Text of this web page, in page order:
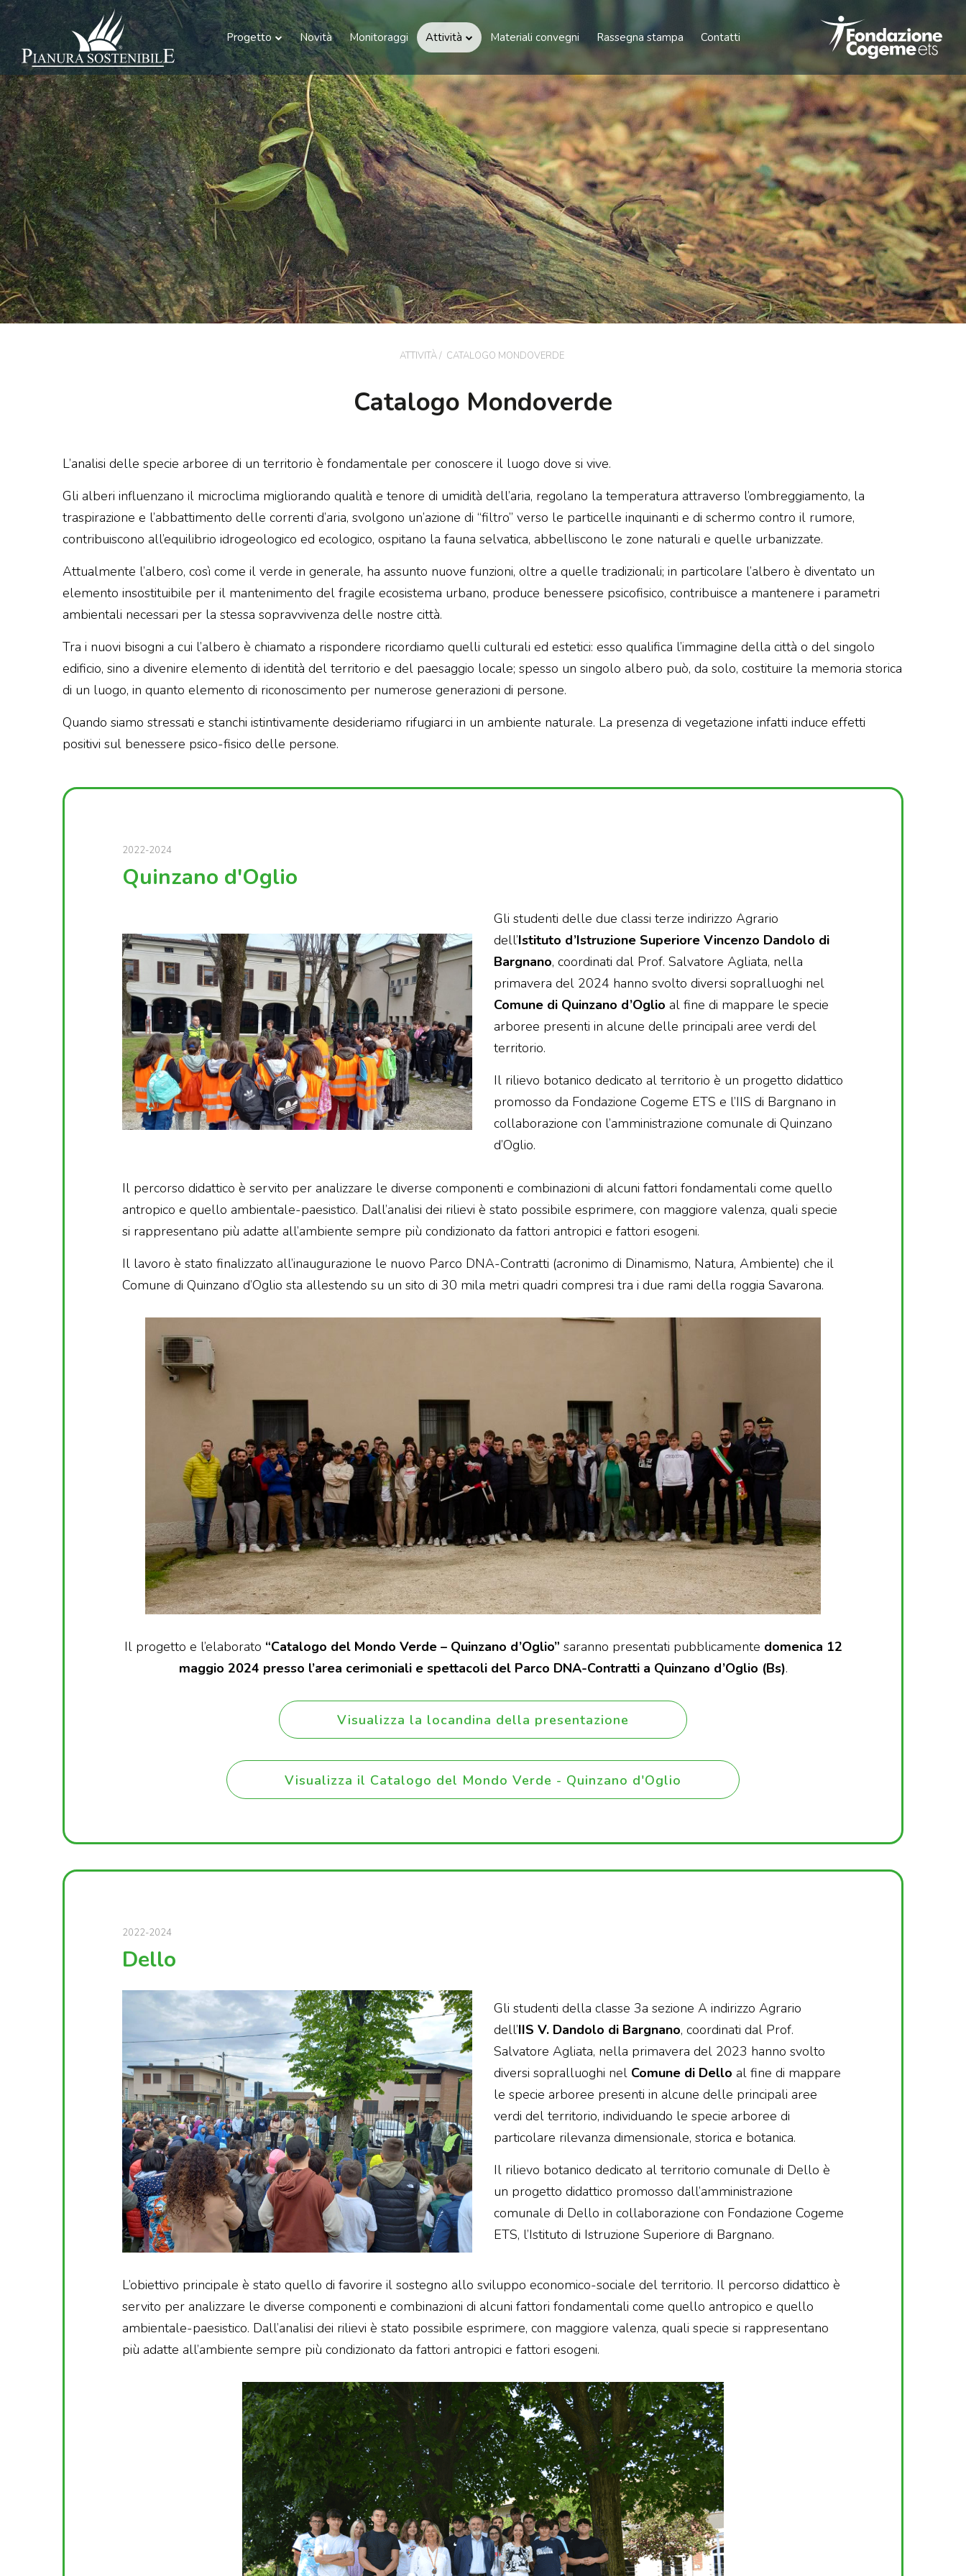
Progetto Novità Monitoraggi Attività Materiali convegni Rassegna stampa Contatti
ATTIVITÀ / CATALOGO MONDOVERDE
Catalogo Mondoverde
L’analisi delle specie arboree di un territorio è fondamentale per conoscere il luogo dove si vive.
Gli alberi influenzano il microclima migliorando qualità e tenore di umidità dell’aria, regolano la temperatura attraverso l’ombreggiamento, la
traspirazione e l’abbattimento delle correnti d’aria, svolgono un’azione di “filtro” verso le particelle inquinanti e di schermo contro il rumore,
contribuiscono all’equilibrio idrogeologico ed ecologico, ospitano la fauna selvatica, abbelliscono le zone naturali e quelle urbanizzate.
Attualmente l’albero, così come il verde in generale, ha assunto nuove funzioni, oltre a quelle tradizionali; in particolare l’albero è diventato un
elemento insostituibile per il mantenimento del fragile ecosistema urbano, produce benessere psicofisico, contribuisce a mantenere i parametri
ambientali necessari per la stessa sopravvivenza delle nostre città.
Tra i nuovi bisogni a cui l’albero è chiamato a rispondere ricordiamo quelli culturali ed estetici: esso qualifica l’immagine della città o del singolo
edificio, sino a divenire elemento di identità del territorio e del paesaggio locale; spesso un singolo albero può, da solo, costituire la memoria storica
di un luogo, in quanto elemento di riconoscimento per numerose generazioni di persone.
Quando siamo stressati e stanchi istintivamente desideriamo rifugiarci in un ambiente naturale. La presenza di vegetazione infatti induce effetti
positivi sul benessere psico-fisico delle persone.
2022-2024
Quinzano d'Oglio
Gli studenti delle due classi terze indirizzo Agrario
dell’Istituto d’Istruzione Superiore Vincenzo Dandolo di
Bargnano, coordinati dal Prof. Salvatore Agliata, nella
primavera del 2024 hanno svolto diversi sopralluoghi nel
Comune di Quinzano d’Oglio al fine di mappare le specie
arboree presenti in alcune delle principali aree verdi del
territorio.
Il rilievo botanico dedicato al territorio è un progetto didattico
promosso da Fondazione Cogeme ETS e l’IIS di Bargnano in
collaborazione con l’amministrazione comunale di Quinzano
d’Oglio.
Il percorso didattico è servito per analizzare le diverse componenti e combinazioni di alcuni fattori fondamentali come quello
antropico e quello ambientale-paesistico. Dall’analisi dei rilievi è stato possibile esprimere, con maggiore valenza, quali specie
si rappresentano più adatte all’ambiente sempre più condizionato da fattori antropici e fattori esogeni.
Il lavoro è stato finalizzato all’inaugurazione le nuovo Parco DNA-Contratti (acronimo di Dinamismo, Natura, Ambiente) che il
Comune di Quinzano d’Oglio sta allestendo su un sito di 30 mila metri quadri compresi tra i due rami della roggia Savarona.
Il progetto e l’elaborato “Catalogo del Mondo Verde – Quinzano d’Oglio” saranno presentati pubblicamente domenica 12
maggio 2024 presso l’area cerimoniali e spettacoli del Parco DNA-Contratti a Quinzano d’Oglio (Bs).
Visualizza la locandina della presentazione
Visualizza il Catalogo del Mondo Verde - Quinzano d'Oglio
2022-2024
Dello
Gli studenti della classe 3a sezione A indirizzo Agrario
dell’IIS V. Dandolo di Bargnano, coordinati dal Prof.
Salvatore Agliata, nella primavera del 2023 hanno svolto
diversi sopralluoghi nel Comune di Dello al fine di mappare
le specie arboree presenti in alcune delle principali aree
verdi del territorio, individuando le specie arboree di
particolare rilevanza dimensionale, storica e botanica.
Il rilievo botanico dedicato al territorio comunale di Dello è
un progetto didattico promosso dall’amministrazione
comunale di Dello in collaborazione con Fondazione Cogeme
ETS, l’Istituto di Istruzione Superiore di Bargnano.
L’obiettivo principale è stato quello di favorire il sostegno allo sviluppo economico-sociale del territorio. Il percorso didattico è
servito per analizzare le diverse componenti e combinazioni di alcuni fattori fondamentali come quello antropico e quello
ambientale-paesistico. Dall’analisi dei rilievi è stato possibile esprimere, con maggiore valenza, quali specie si rappresentano
più adatte all’ambiente sempre più condizionato da fattori antropici e fattori esogeni.